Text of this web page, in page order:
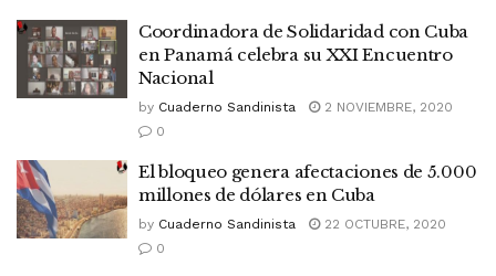
Coordinadora de Solidaridad con Cuba
en Panamá celebra su XXI Encuentro
Nacional
by Cuaderno Sandinista
2 NOVIEMBRE, 2020
0
El bloqueo genera afectaciones de 5.000
millones de dólares en Cuba
by Cuaderno Sandinista
22 OCTUBRE, 2020
0